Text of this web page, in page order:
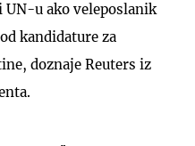
u ako veleposlanik
kandidature za
doznaje Reuters iz